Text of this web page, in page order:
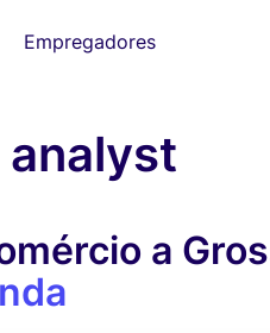
Empregadores
a